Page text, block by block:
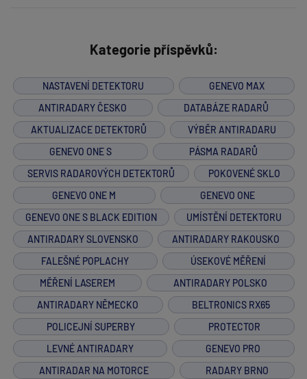
Kategorie příspěvků:
NASTAVENÍ DETEKTORU
GENEVO MAX
ANTIRADARY ČESKO
DATABÁZE RADARŮ
AKTUALIZACE DETEKTORŮ
VÝBĚR ANTIRADARU
GENEVO ONE S
PÁSMA RADARŮ
SERVIS RADAROVÝCH DETEKTORŮ
POKOVENÉ SKLO
GENEVO ONE M
GENEVO ONE
GENEVO ONE S BLACK EDITION
UMÍSTĚNÍ DETEKTORU
ANTIRADARY SLOVENSKO
ANTIRADARY RAKOUSKO
FALEŠNÉ POPLACHY
ÚSEKOVÉ MĚŘENÍ
MĚŘENÍ LASEREM
ANTIRADARY POLSKO
ANTIRADARY NĚMECKO
BELTRONICS RX65
POLICEJNÍ SUPERBY
PROTECTOR
LEVNÉ ANTIRADARY
GENEVO PRO
ANTIRADAR NA MOTORCE
RADARY BRNO